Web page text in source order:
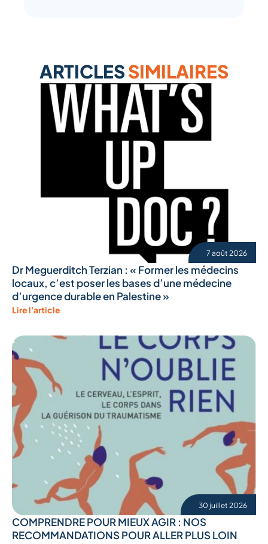
ARTICLESSIMILAIRES
7 août 2026
Dr Meguerditch Terzian : « Former les médecins
locaux, c’est poser les bases d’une médecine
d’urgence durable en Palestine »
Lire l'article
30 juillet 2026
COMPRENDRE POUR MIEUX AGIR : NOS
RECOMMANDATIONS POUR ALLER PLUS LOIN